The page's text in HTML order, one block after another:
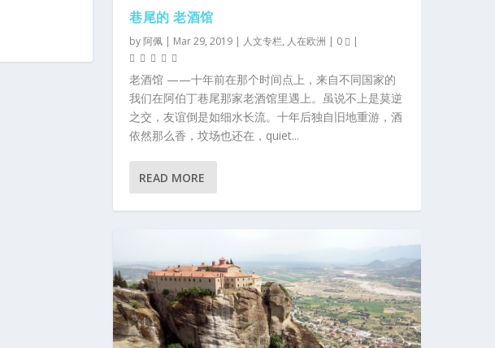
巷尾的 老酒馆
by阿佩 | Mar 29, 2019 | 人文专栏, 人在欧洲 | 0 |
老酒馆 ——十年前在那个时间点上，来自不同国家的
我们在阿伯丁巷尾那家老酒馆里遇上。虽说不上是莫逆
之交，友谊倒是如细水长流。十年后独自旧地重游，酒
依然那么香，坟场也还在，quiet...
READ MORE